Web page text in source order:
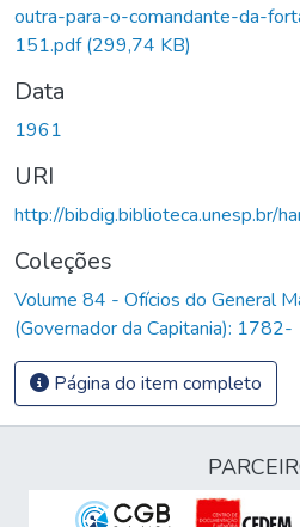
outra-para-o-comandante-da-
151.pdf(299,74 KB)
Data
1961
URI
http://bibdig.biblioteca.unesp.br/
Coleções
Volume 84 - Ofícios do General
(Governador da Capitania):
Página do item completo